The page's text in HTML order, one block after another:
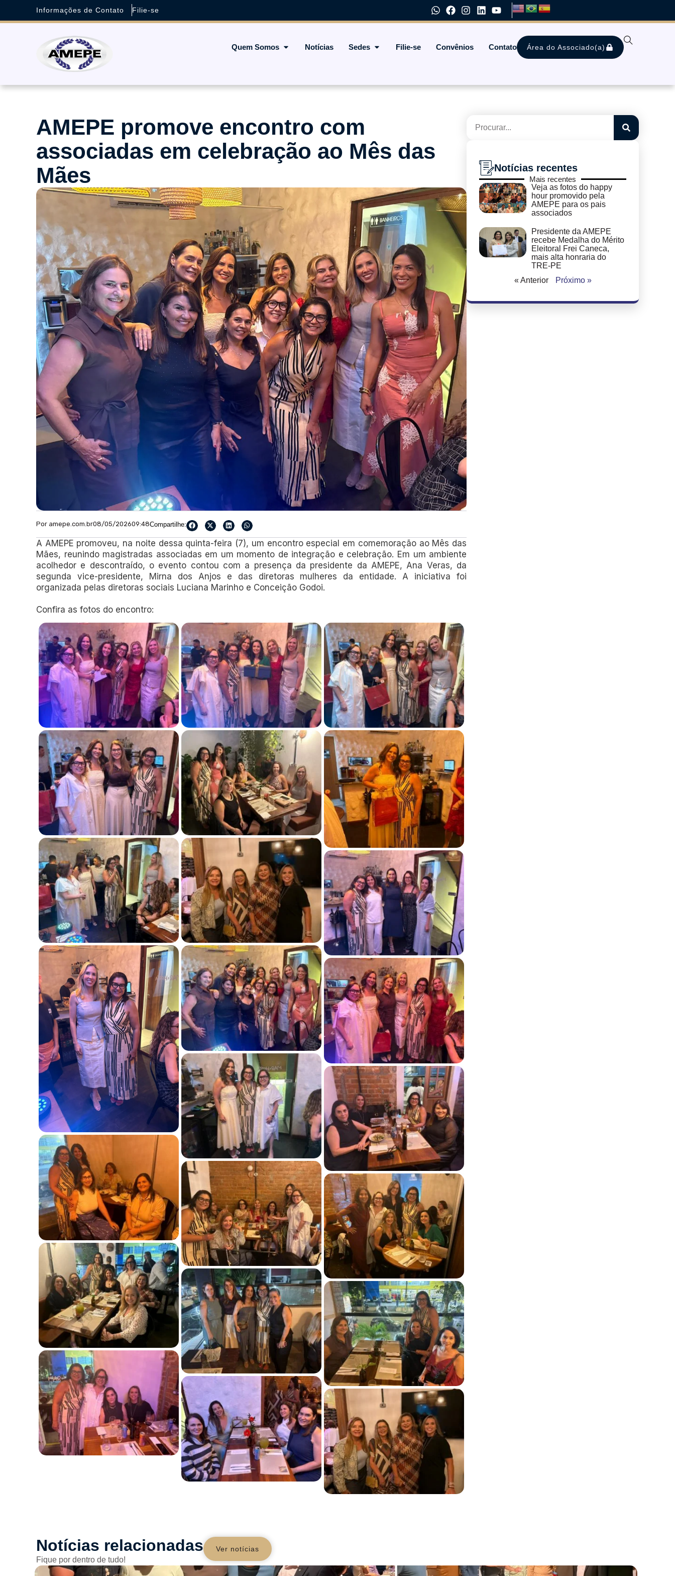
Informações de Contato Filie-se
Quem Somos Notícias Sedes Filie-se Convênios Contato Área do Associado(a)
AMEPE promove encontro com
associadas em celebração ao Mês das
Mães
Por amepe.com.br08/05/202609:48Compartilhe:
A AMEPE promoveu, na noite dessa quinta-feira (7), um encontro especial em comemoração ao Mês das
Mães, reunindo magistradas associadas em um momento de integração e celebração. Em um ambiente
acolhedor e descontraído, o evento contou com a presença da presidente da AMEPE, Ana Veras, da
segunda vice-presidente, Mirna dos Anjos e das diretoras mulheres da entidade. A iniciativa foi
organizada pelas diretoras sociais Luciana Marinho e Conceição Godoi.
Confira as fotos do encontro:
Notícias recentes
Mais recentes
Veja as fotos do happy
hour promovido pela
AMEPE para os pais
associados
Presidente da AMEPE
recebe Medalha do Mérito
Eleitoral Frei Caneca,
mais alta honraria do
TRE-PE
« Anterior
Próximo »
Notícias relacionadas
Fique por dentro de tudo!
Ver notícias